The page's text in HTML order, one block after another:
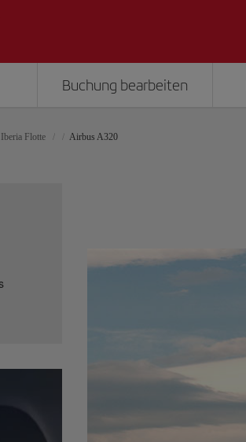
Buchung bearbeiten
Iberia Flotte Airbus A320